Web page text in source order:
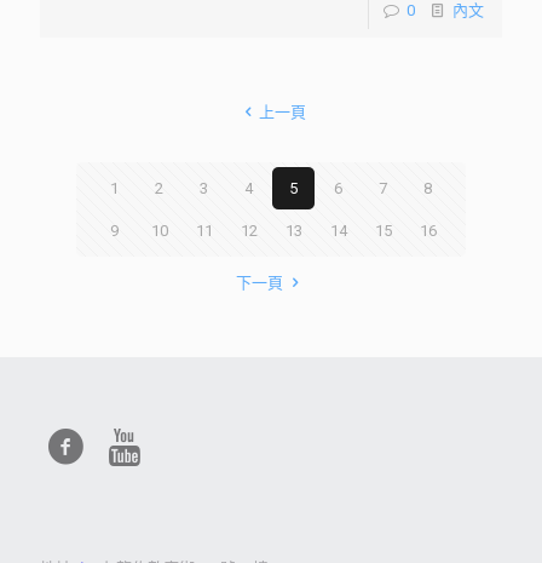
0 內文
上一頁
1 2 3 4 5 6 7 8
9 10 11 12 13 14 15 16
下一頁